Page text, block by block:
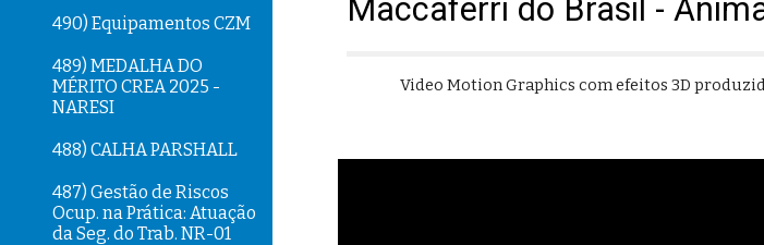
490) Equipamentos CZM
489) MEDALHA DO
MÉRITO CREA 2025 -
NARESI
488) CALHA PARSHALL
487) Gestão de Riscos
Ocup. na Prática: Atuação
da Seg. do Trab. NR-01
Maccaferri do Brasil -
Video Motion Graphics com efeitos 3D